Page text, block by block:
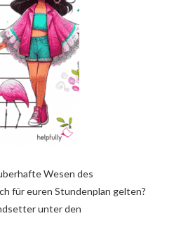
Wesen des
für euren Stundenplan gelten?
unter den